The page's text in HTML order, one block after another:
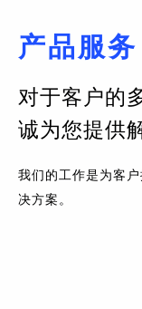
产品服务
对于客户的
诚为您提供
我们的工作是为客
决方案。